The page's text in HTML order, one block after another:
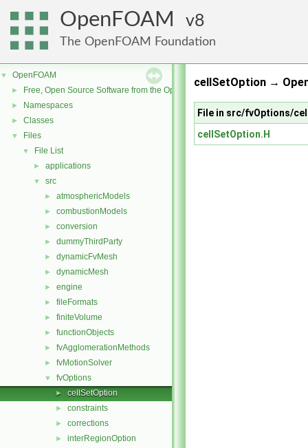
OpenFOAM 8
The OpenFOAM Foundation
▼ OpenFOAM
► Free, Open Source Software from the OpenFOAM Foundation
► Namespaces
► Classes
▼ Files
▼ File List
► applications
▼ src
► atmosphericModels
► combustionModels
► conversion
► dummyThirdParty
► dynamicFvMesh
► dynamicMesh
► engine
► fileFormats
► finiteVolume
► functionObjects
► fvAgglomerationMethods
► fvMotionSolver
▼ fvOptions
► cellSetOption
► constraints
► corrections
► interRegionOption
cellSetOption →
File in src/fvOptions/
cellSetOption.H